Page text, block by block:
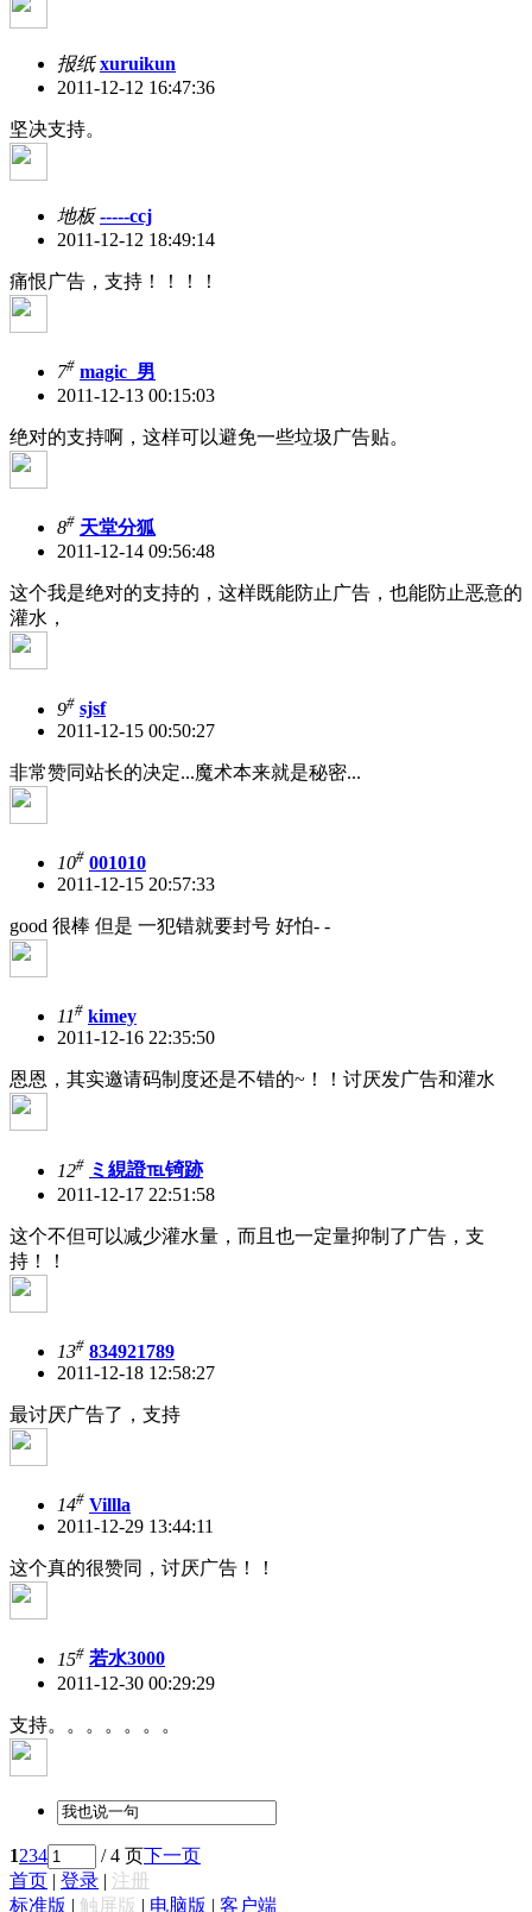
报纸 xuruikun
2011-12-12 16:47:36
坚决支持。
地板 -----ccj
2011-12-12 18:49:14
痛恨广告，支持！！！！
7# magic_男
2011-12-13 00:15:03
绝对的支持啊，这样可以避免一些垃圾广告贴。
8# 天堂分狐
2011-12-14 09:56:48
这个我是绝对的支持的，这样既能防止广告，也能防止恶意的
灌水，
9# sjsf
2011-12-15 00:50:27
非常赞同站长的决定...魔术本来就是秘密...
10# 001010
2011-12-15 20:57:33
good 很棒 但是 一犯错就要封号 好怕- -
11# kimey
2011-12-16 22:35:50
恩恩，其实邀请码制度还是不错的~！！讨厌发广告和灌水
12# ミ絸證℡锜跡
2011-12-17 22:51:58
这个不但可以减少灌水量，而且也一定量抑制了广告，支
持！！
13# 834921789
2011-12-18 12:58:27
最讨厌广告了，支持
14# Villla
2011-12-29 13:44:11
这个真的很赞同，讨厌广告！！
15# 若水3000
2011-12-30 00:29:29
支持。。。。。。。
1234 / 4 页下一页
首页 | 登录 | 注册
标准版 | 触屏版 | 电脑版 | 客户端